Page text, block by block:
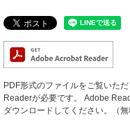
PDF形式のファイルをご覧いた
Readerが必要です。
Adobe
ダウンロードしてください。（無